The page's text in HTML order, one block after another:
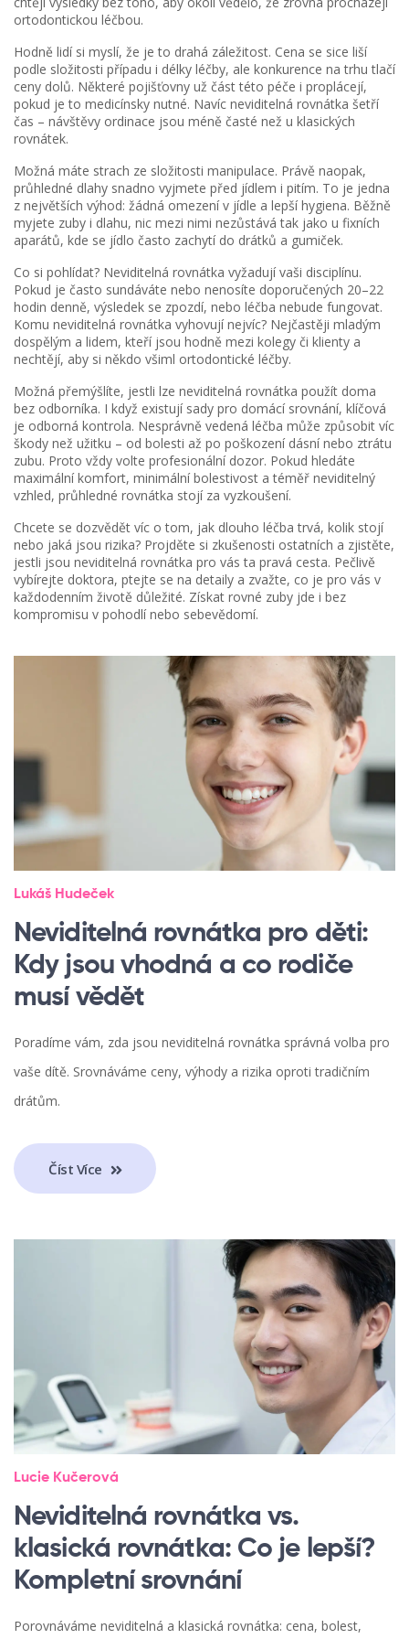
ortodontickou léčbou.
Hodně lidí si myslí, že je to drahá záležitost. Cena se sice liší
podle složitosti případu i délky léčby, ale konkurence na trhu tlačí
ceny dolů. Některé pojišťovny už část této péče i proplácejí,
pokud je to medicínsky nutné. Navíc neviditelná rovnátka šetří
čas – návštěvy ordinace jsou méně časté než u klasických
rovnátek.
Možná máte strach ze složitosti manipulace. Právě naopak,
průhledné dlahy snadno vyjmete před jídlem i pitím. To je jedna
z největších výhod: žádná omezení v jídle a lepší hygiena. Běžně
myjete zuby i dlahu, nic mezi nimi nezůstává tak jako u fixních
aparátů, kde se jídlo často zachytí do drátků a gumiček.
Co si pohlídat? Neviditelná rovnátka vyžadují vaši disciplínu.
Pokud je často sundáváte nebo nenosíte doporučených 20–22
hodin denně, výsledek se zpozdí, nebo léčba nebude fungovat.
Komu neviditelná rovnátka vyhovují nejvíc? Nejčastěji mladým
dospělým a lidem, kteří jsou hodně mezi kolegy či klienty a
nechtějí, aby si někdo všiml ortodontické léčby.
Možná přemýšlíte, jestli lze neviditelná rovnátka použít doma
bez odborníka. I když existují sady pro domácí srovnání, klíčová
je odborná kontrola. Nesprávně vedená léčba může způsobit víc
škody než užitku – od bolesti až po poškození dásní nebo ztrátu
zubu. Proto vždy volte profesionální dozor. Pokud hledáte
maximální komfort, minimální bolestivost a téměř neviditelný
vzhled, průhledné rovnátka stojí za vyzkoušení.
Chcete se dozvědět víc o tom, jak dlouho léčba trvá, kolik stojí
nebo jaká jsou rizika? Projděte si zkušenosti ostatních a zjistěte,
jestli jsou neviditelná rovnátka pro vás ta pravá cesta. Pečlivě
vybírejte doktora, ptejte se na detaily a zvažte, co je pro vás v
každodenním životě důležité. Získat rovné zuby jde i bez
kompromisu v pohodlí nebo sebevědomí.
Lukáš Hudeček
Neviditelná rovnátka pro děti:
Kdy jsou vhodná a co rodiče
musí vědět
Poradíme vám, zda jsou neviditelná rovnátka správná volba pro
vaše dítě. Srovnáváme ceny, výhody a rizika oproti tradičním
drátům.
Číst Více
Lucie Kučerová
Neviditelná rovnátka vs.
klasická rovnátka: Co je lepší?
Kompletní srovnání
Porovnáváme neviditelná a klasická rovnátka: cena, bolest,